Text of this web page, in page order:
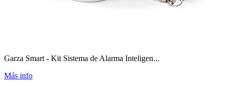
Garza Smart - Kit Sistema de Alarma Inteligen...
Más info